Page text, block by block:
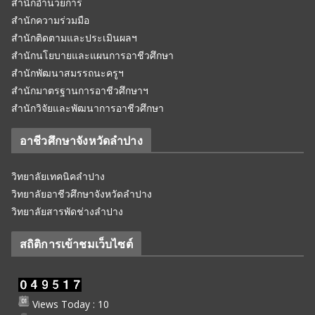
สำนักความร่วมมือ
สำนักติดตามและประเมินผลฯ
สำนักนโยบายและแผนการอาชีวศึกษา
สำนักพัฒนาสมรรถนะครูฯ
สำนักมาตรฐานการอาชีวศึกษาฯ
สำนักวิจัยและพัฒนาการอาชีวศึกษา
อาชีวศึกษาจังหวัดลำปาง
วิทยาลัยเทคนิคลำปาง
วิทยาลัยอาชีวศึกษาจังหวัดลำปาง
วิทยาลัยสารพัดช่างลำปาง
สถิติการเข้าชมเว็บไซต์
Views Today : 10